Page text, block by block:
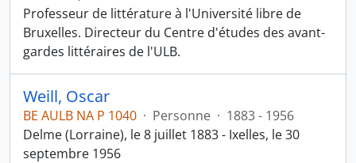
Professeur de littérature à l'Université libre de
Bruxelles. Directeur du Centre d'études des avant-
gardes littéraires de l'ULB.
Weill, Oscar
BE AULB NA P 1040 · Personne · 1883 - 1956
Delme (Lorraine), le 8 juillet 1883 - Ixelles, le 30
septembre 1956